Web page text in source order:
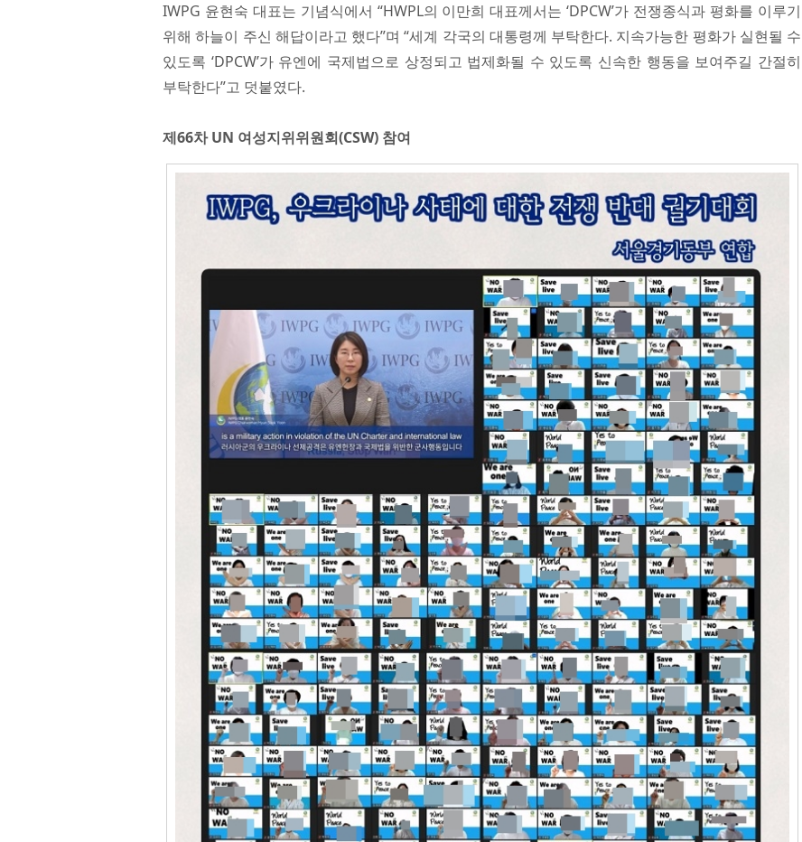
IWPG 윤현숙 대표는 기념식에서 “HWPL의 이만희 대표께서는 ‘DPCW’가 전쟁종식과 평화를 이루기
위해 하늘이 주신 해답이라고 했다”며 “세계 각국의 대통령께 부탁한다. 지속가능한 평화가 실현될 수
있도록 ‘DPCW’가 유엔에 국제법으로 상정되고 법제화될 수 있도록 신속한 행동을 보여주길 간절히
부탁한다”고 덧붙였다.
제66차 UN 여성지위위원회(CSW) 참여